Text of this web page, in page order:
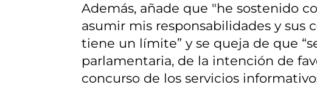
Además, añade que "he sostenido
asumir mis responsabilidades y sus
tiene un límite” y se queja de que
parlamentaria, de la intención de
concurso de los servicios